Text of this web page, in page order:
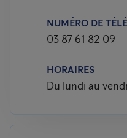
NUMÉRO DE
03 87 61 82 09
HORAIRES
Du lundi au